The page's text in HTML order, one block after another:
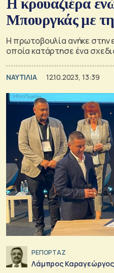
Η κρουαζιέρα
Μπουργκάς με
Η πρωτοβουλία ανήκε στην
οποία κατάρτησε ένα
ΝΑΥΤΙΛΙΑ 12.10.2023, 13:39
ΡΕΠΟΡΤΑΖ
Λάμπρος Καραγεώργος